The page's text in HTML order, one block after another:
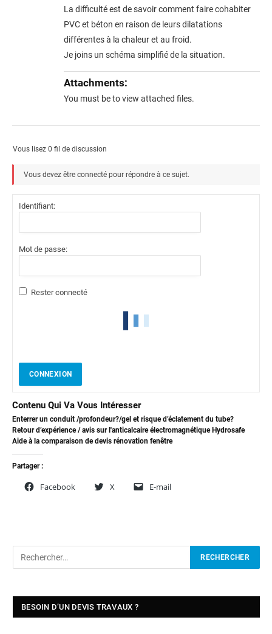
La difficulté est de savoir comment faire cohabiter
PVC et béton en raison de leurs dilatations
différentes à la chaleur et au froid.
Je joins un schéma simplifié de la situation.
Attachments:
You must beto view attached files.
Vous lisez 0 fil de discussion
Vous devez être connecté pour répondre à ce sujet.
Identifiant:
Mot de passe:
Rester connecté
CONNEXION
Contenu Qui Va Vous Intéresser
Enterrer un conduit /profondeur?/gel et risque d’éclatement du tube?
Retour d’expérience / avis sur l'anticalcaire électromagnétique Hydrosafe
Aide à la comparaison de devis rénovation fenêtre
Partager :
Facebook X E-mail
BESOIN D’UN DEVIS TRAVAUX ?